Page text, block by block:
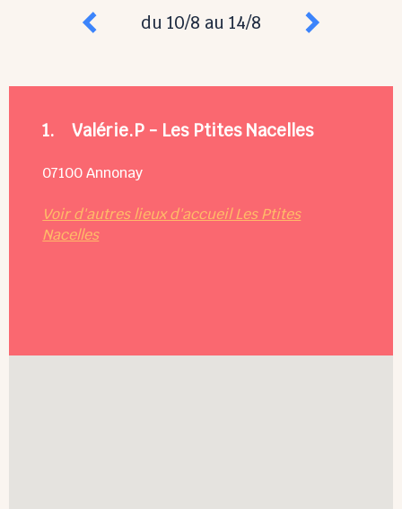
du 10/8 au 14/8
1.Valérie.P - Les Ptites Nacelles
07100 Annonay
Voir d'autres lieux d'accueil Les Ptites
Nacelles